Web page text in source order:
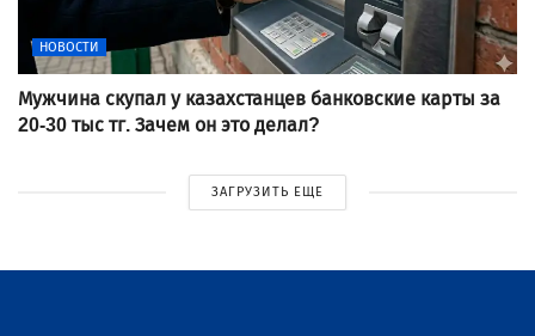
НОВОСТИ
Мужчина скупал у казахстанцев банковские карты за
20-30 тыс тг. Зачем он это делал?
ЗАГРУЗИТЬ ЕЩЕ